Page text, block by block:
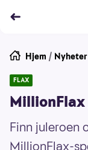
Hjem / Nyheter
FLAX
Finn juleroen
MillionFlax-